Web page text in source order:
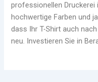
professionellen Druckerei
hochwertige Farben und
dass Ihr T-Shirt auch
neu. Investieren Sie in